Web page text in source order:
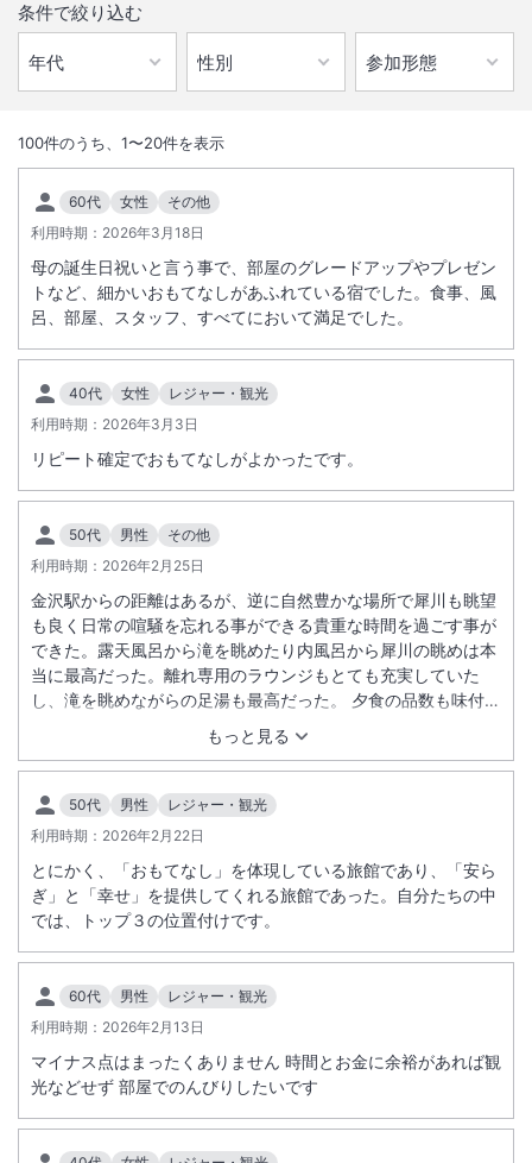
古都金沢でのんびりできる奥座敷、兼六園から車で１５分犀川峡の緑に
囲まれたいで湯の郷で四季折々の旬の味覚を楽しむ天然露天岩風呂の料
亭旅館。
総客室数
INチェックイン
15:00/ OUT チェックアウト
10:00
温泉
サステナビリティへの取り組み
施設からのお知らせ
■宿泊税について
金沢市にご宿泊の場合は宿泊税が必要となります。現地にてお支払いく
ださい。
■幼児施設使用料について
2026年4月1日宿泊分より変更いたします。予めご了承ください。
～2026年3月31日）0～4歳 2,200円
2026年4月1日～）0～4歳 2,500円
条件で絞り込む
100件のうち、 1〜20件を表示
60代 女性
その他
利用時期： 2026年3月18日
母の誕生日祝いと言う事で、部屋のグレードアップやプレゼン
トなど、細かいおもてなしがあふれている宿でした。食事、風
呂、部屋、スタッフ、すべてにおいて満足でした。
40代 女性
レジャー・観光
利用時期： 2026年3月3日
リピート確定でおもてなしがよかったです。
50代 男性
その他
利用時期： 2026年2月25日
もっと見る
金沢駅からの距離はあるが、逆に自然豊かな場所で犀川も眺望
も良く日常の喧騒を忘れる事ができる貴重な時間を過ごす事が
できた。露天風呂から滝を眺めたり内風呂から犀川の眺めは本
当に最高だった。離れ専用のラウンジもとても充実していた
し、滝を眺めながらの足湯も最高だった。 夕食の品数も味付け
もすべて最高で食べきれないくらいだった。知人にも薦めたい
旅館であることは間違いないです
50代 男性
レジャー・観光
利用時期： 2026年2月22日
とにかく、「おもてなし」を体現している旅館であり、「安ら
ぎ」と「幸せ」を提供してくれる旅館であった。自分たちの中
では、トップ３の位置付けです。
60代 男性
レジャー・観光
利用時期： 2026年2月13日
マイナス点はまったくありません 時間とお金に余裕があれば観
光などせず 部屋でのんびりしたいです